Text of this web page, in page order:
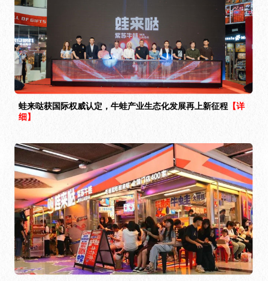
蛙来哒获国际权威认定，牛蛙产业生态化发展再上新征程 【详
细】